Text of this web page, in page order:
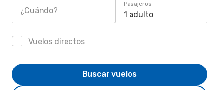
¿Cuándo?
Pasajeros
1 adulto
Vuelos directos
Buscar vuelos